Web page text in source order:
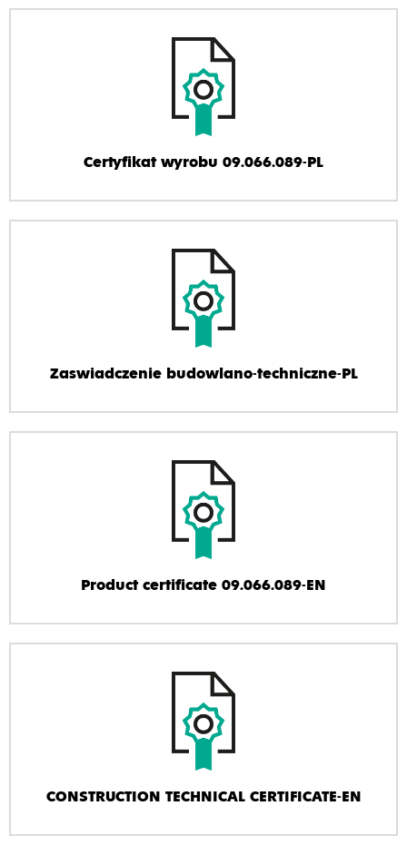
Certyfikat wyrobu 09.066.089-PL
Zaswiadczenie budowlano-techniczne-PL
Product certificate 09.066.089-EN
CONSTRUCTION TECHNICAL CERTIFICATE-EN